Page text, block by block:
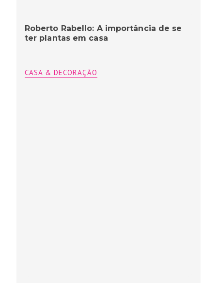
Roberto Rabello: A importância de se
ter plantas em casa
CASA & DECORAÇÃO